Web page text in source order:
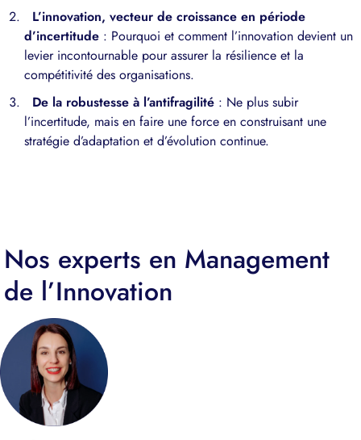
L’innovation, vecteur de croissance en période
d’incertitude : Pourquoi et comment l’innovation devient un
levier incontournable pour assurer la résilience et la
compétitivité des organisations.
De la robustesse à l’antifragilité : Ne plus subir
l’incertitude, mais en faire une force en construisant une
stratégie d’adaptation et d’évolution continue.
Nos experts en Management
de l’Innovation